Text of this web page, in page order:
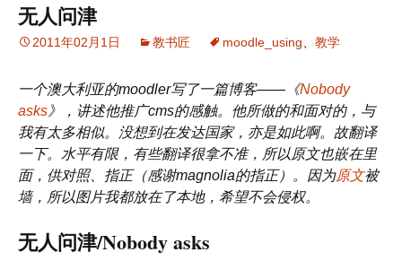
无人问津
2011年02月1日 教书匠 moodle_using 教学
一个澳大利亚的moodler写了一篇博客——《Nobody
asks》，讲述他推广cms的感触。他所做的和面对的，与
我有太多相似。没想到在发达国家，亦是如此啊。故翻译
一下。水平有限，有些翻译很拿不准，所以原文也嵌在里
面，供对照、指正（感谢magnolia的指正）。因为原文被
墙，所以图片我都放在了本地，希望不会侵权。
无人问津/Nobody asks